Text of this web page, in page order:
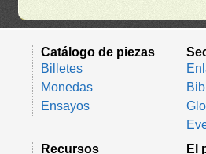
Catálogo de piezas
Billetes
Monedas
Ensayos
Recursos
El